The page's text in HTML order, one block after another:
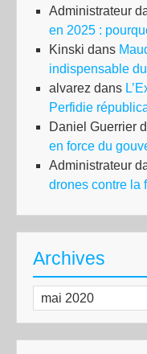
Administrateur
en 2025 :
Kinski dans
indispensable
alvarez dans
Perfidie
Daniel Guerrier
en force du
Administrateur
drones contre la
Archives
Archives